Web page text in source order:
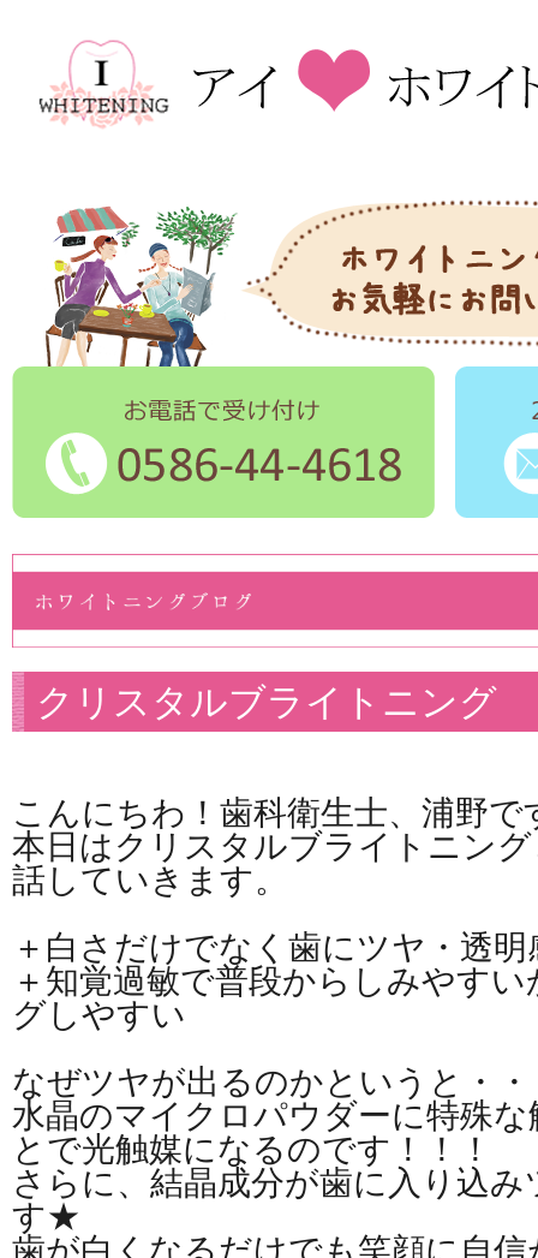
クリスタルブライトニング
こんにちわ！歯科衛生士、浦野で
本日はクリスタルブライトニン
話していきます。
＋白さだけでなく歯にツヤ・透
＋知覚過敏で普段からしみやす
グしやすい
なぜツヤが出るのかというと・・
水晶のマイクロパウダーに特殊
とで光触媒になるのです！！！
さらに、結晶成分が歯に入り込
す★
歯が白くなるだけでも笑顔に自